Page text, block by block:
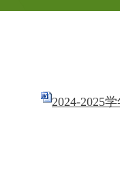
2024-2025